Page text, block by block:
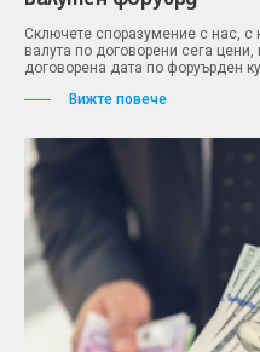
Сключете споразумение с нас, с
валута по договорени сега
договорена дата по форуърден
Вижте повече